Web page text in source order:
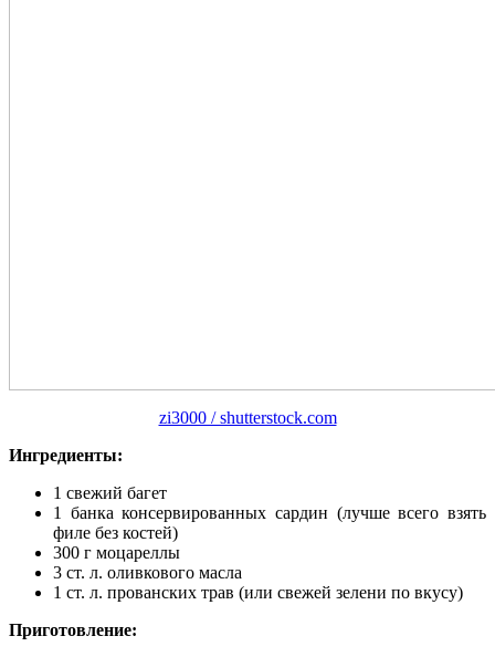
zi3000 / shutterstock.com
Ингредиенты:
1 свежий багет
1 банка консервированных сардин (лучше всего взять
филе без костей)
300 г моцареллы
3 ст. л. оливкового масла
1 ст. л. прованских трав (или свежей зелени по вкусу)
Приготовление: